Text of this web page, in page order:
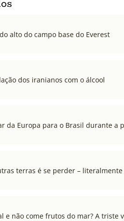
alto do campo base do Everest
dos iranianos com o álcool
da Europa para o Brasil durante a
terras é se perder – literalmente
e não come frutos do mar? A triste